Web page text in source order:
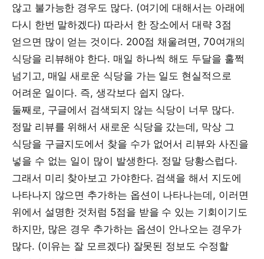
않고 불가능한 경우도 많다. (여기에 대해서는 아래에
다시 한번 말하겠다) 따라서 한 장소에서 대략 3점
얻으면 많이 얻는 것이다. 200점 채울려면, 70여개의
식당을 리뷰해야 한다. 매일 하나씩 해도 두달을 훌쩍
넘기고, 매일 새로운 식당을 가는 일도 현실적으로
어려운 일이다. 즉, 생각보다 쉽지 않다.
둘째로, 구글에서 검색되지 않는 식당이 너무 많다.
정말 리뷰를 위해서 새로운 식당을 갔는데, 막상 그
식당을 구글지도에서 찾을 수가 없어서 리뷰와 사진을
넣을 수 없는 일이 많이 발생한다. 정말 당황스럽다.
그래서 미리 찾아보고 가야한다. 검색을 해서 지도에
나타나지 않으면 추가하는 옵션이 나타나는데, 이러면
위에서 설명한 것처럼 5점을 받을 수 있는 기회이기도
하지만, 많은 경우 추가하는 옵션이 안나오는 경우가
많다. (이유는 잘 모르겠다) 잘못된 정보도 수정할